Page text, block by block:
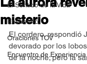
El Sentido de la Vida
Encuentro
Oraciones TOV
Encuentro de Experiencia
misterio
El cordero, respondió
devorado por los
de la noche; pero la